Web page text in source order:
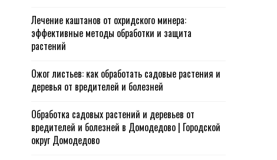
Лечение каштанов от охридского минера:
эффективные методы обработки и защита
растений
Ожог листьев: как обработать садовые растения и
деревья от вредителей и болезней
Обработка садовых растений и деревьев от
вредителей и болезней в Домодедово | Городской
округ Домодедово